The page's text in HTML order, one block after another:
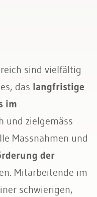
sind vielfältig
das langfristige
im
und zielgemäss
Massnahmen und
der
Mitarbeitende im
schwierigen,